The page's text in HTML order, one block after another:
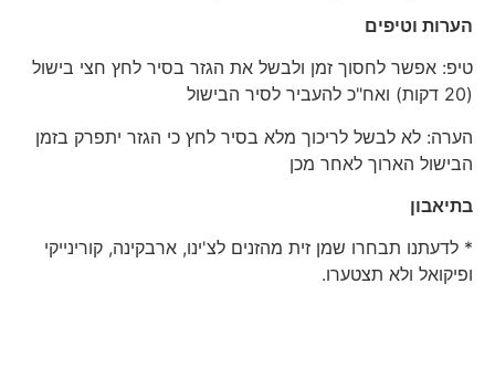
הערות וטיפים
טיפ: אפשר לחסוך זמן ולבשל את הגזר בסיר לחץ חצי בישול
הערה: לא לבשל לריכוך מלא בסיר לחץ כי הגזר יתפרק בזמן
הבישול הארוך לאחר מכן
בתיאבון
* לדעתנו תבחרו שמן זית מהזנים לצ'ינו, ארבקינה, קורינייקי
ופיקואל ולא תצטערו.